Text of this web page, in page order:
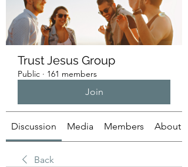
Trust Jesus Group
Public · 161 members
Join
Discussion Media Members About
Back